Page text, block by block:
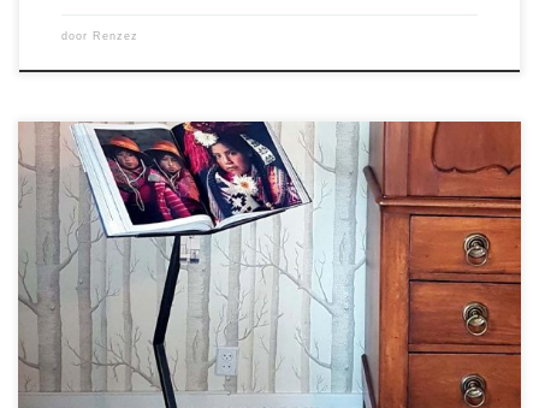
door Renzez
Familie Meijer plaatst het prachtige fotoboek “Jimmy
Nelson – Before they pass away” voor dagelijks kijkplezier
op een lessenaar.